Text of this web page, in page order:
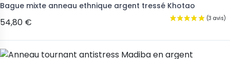
Bague mixte anneau ethnique argent tressé Khotao
54,80 €